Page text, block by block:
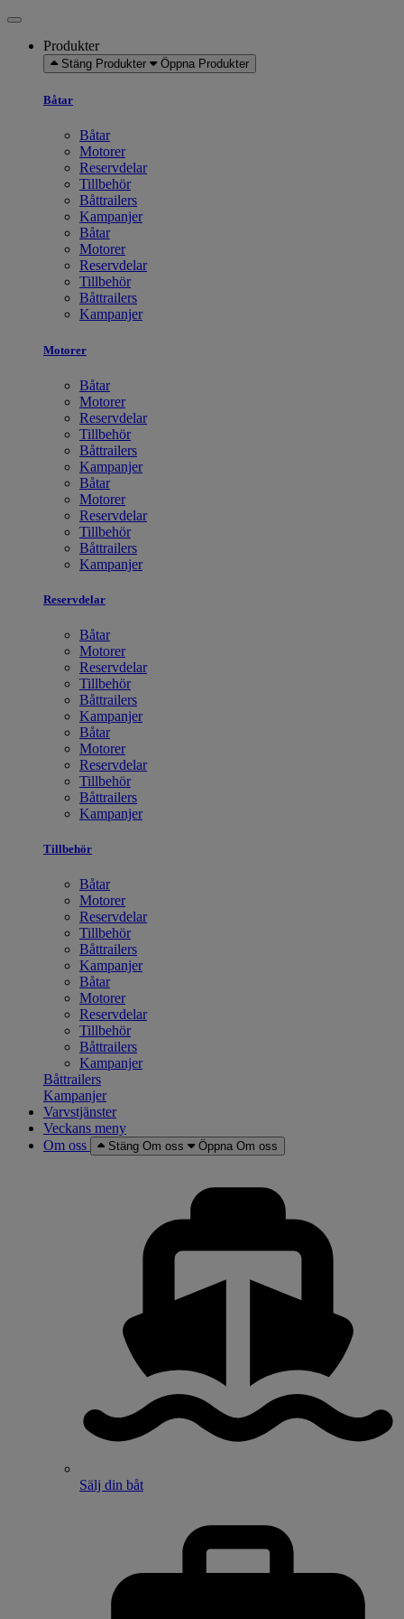
Produkter
Stäng Produkter Öppna Produkter
Båtar
Båtar
Motorer
Reservdelar
Tillbehör
Båttrailers
Kampanjer
Båtar
Motorer
Reservdelar
Tillbehör
Båttrailers
Kampanjer
Motorer
Båtar
Motorer
Reservdelar
Tillbehör
Båttrailers
Kampanjer
Båtar
Motorer
Reservdelar
Tillbehör
Båttrailers
Kampanjer
Reservdelar
Båtar
Motorer
Reservdelar
Tillbehör
Båttrailers
Kampanjer
Båtar
Motorer
Reservdelar
Tillbehör
Båttrailers
Kampanjer
Tillbehör
Båtar
Motorer
Reservdelar
Tillbehör
Båttrailers
Kampanjer
Båtar
Motorer
Reservdelar
Tillbehör
Båttrailers
Kampanjer
Båttrailers
Kampanjer
Varvstjänster
Veckans meny
Om oss
Stäng Om oss Öppna Om oss
Sälj din båt